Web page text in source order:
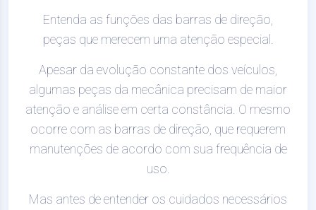
Entenda as funções das barras de direção,
peças que merecem uma atenção especial.
Apesar da evolução constante dos veículos,
algumas peças da mecânica precisam de maior
atenção e análise em certa constância. O mesmo
ocorre com as barras de direção, que requerem
manutenções de acordo com sua frequência de
uso.
Mas antes de entender os cuidados necessários